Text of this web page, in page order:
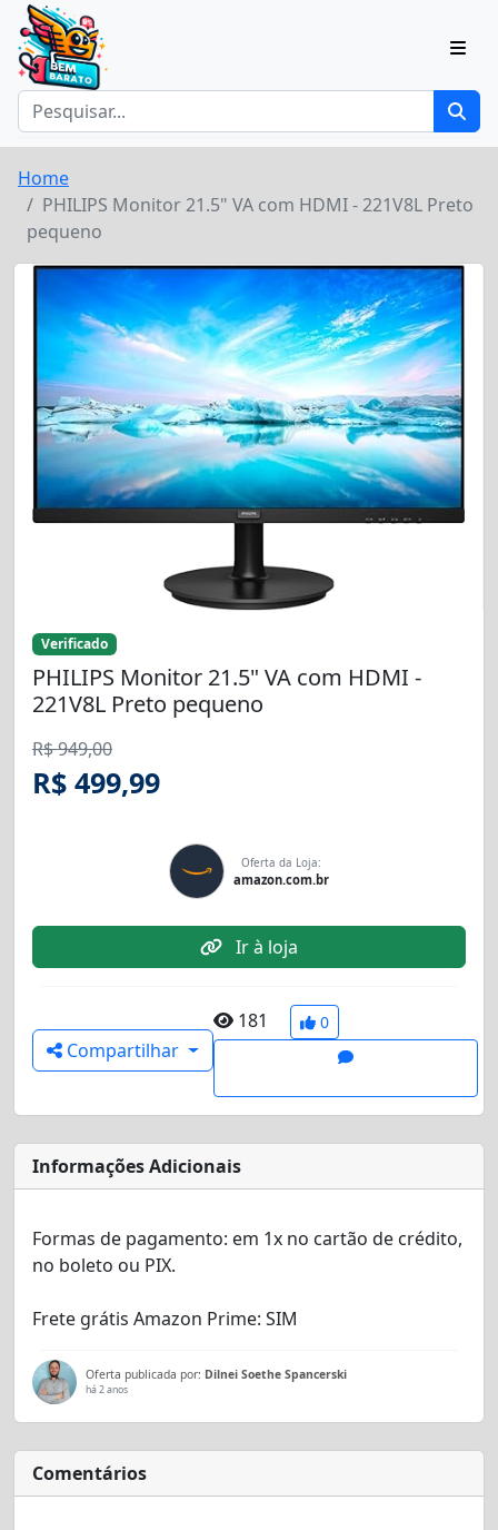
Home
PHILIPS Monitor 21.5" VA com HDMI - 221V8L Preto
pequeno
Verificado
PHILIPS Monitor 21.5" VA com HDMI -
221V8L Preto pequeno
R$ 949,00
R$ 499,99
Oferta da Loja:
amazon.com.br
Ir à loja
Compartilhar
181 0
Informações Adicionais
Formas de pagamento: em 1x no cartão de crédito,
no boleto ou PIX.
Frete grátis Amazon Prime: SIM
Oferta publicada por: Dilnei Soethe Spancerski
há 2 anos
Comentários